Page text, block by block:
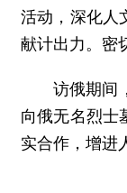
活动，深化人
献计出力。密
访俄期间
向俄无名烈士
实合作，增进